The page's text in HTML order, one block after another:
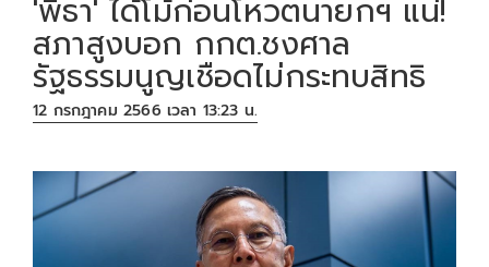
'พิธา' ได้โม้ก่อนโหวตนายกฯ แน่!
สภาสูงบอก กกต.ชงศาล
รัฐธรรมนูญเชือดไม่กระทบสิทธิ
12 กรกฎาคม 2566 เวลา 13:23 น.